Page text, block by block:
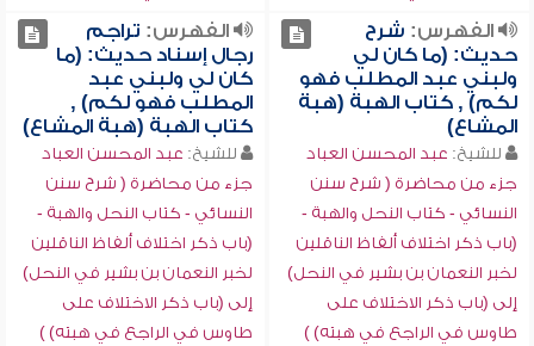
الفهرس: شرح
حديث: (ما كان لي
ولبني عبد المطلب فهو
لكم) , كتاب الهبة (هبة
المشاع)
للشيخ: عبد المحسن العباد
جزء من محاضرة ( شرح سنن
النسائي - كتاب النحل والهبة -
(باب ذكر اختلاف ألفاظ الناقلين
لخبر النعمان بن بشير في النحل)
إلى (باب ذكر الاختلاف على
طاوس في الراجع في هبته) )
الفهرس: تراجم
رجال إسناد حديث: (ما
كان لي ولبني عبد
المطلب فهو لكم) ,
كتاب الهبة (هبة المشاع)
للشيخ: عبد المحسن العباد
جزء من محاضرة ( شرح سنن
النسائي - كتاب النحل والهبة -
(باب ذكر اختلاف ألفاظ الناقلين
لخبر النعمان بن بشير في النحل)
إلى (باب ذكر الاختلاف على
طاوس في الراجع في هبته) )